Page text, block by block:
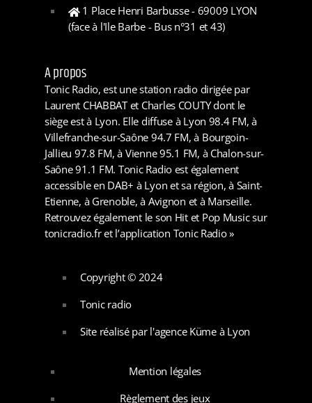
1 Place Henri Barbusse - 69009 LYON
(face à l'Ile Barbe - Bus n°31 et 43)
A propos
Tonic Radio, est une station radio dirigée par
Laurent CHABBAT et Charles COUTY dont le
siège est à Lyon. Elle diffuse à Lyon 98.4 FM, à
Villefranche-sur-Saône 94.7 FM, à Bourgoin-
Jallieu 97.8 FM, à Vienne 95.1 FM, à Chalon-sur-
Saône 91.1 FM. Tonic Radio est également
accessible en DAB+ à Lyon et sa région, à Saint-
Etienne, à Grenoble, à Avignon et à Marseille.
Retrouvez également le son Hit et Pop Music sur
tonicradio.fr et l’application Tonic Radio »
Copyright © 2024
Tonic radio
Site réalisé par l'agence Küme à Lyon
Mention légales
Règlement des jeux